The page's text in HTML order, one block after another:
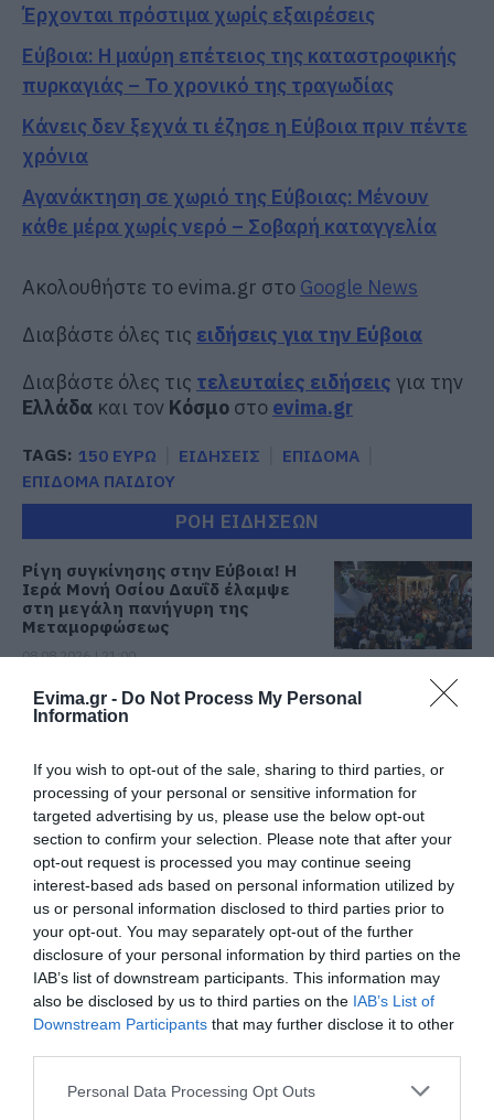
Evima.gr - Do Not Process My Personal
Information
If you wish to opt-out of the sale, sharing to third parties, or
processing of your personal or sensitive information for
targeted advertising by us, please use the below opt-out
section to confirm your selection. Please note that after your
opt-out request is processed you may continue seeing
interest-based ads based on personal information utilized by
us or personal information disclosed to third parties prior to
your opt-out. You may separately opt-out of the further
disclosure of your personal information by third parties on the
IAB’s list of downstream participants. This information may
also be disclosed by us to third parties on the IAB’s List of
Downstream Participants that may further disclose it to other
Please note that this website/app uses one or more Google
Personal Data Processing Opt Outs
Έρχονται πρόστιμα χωρίς εξαιρέσεις
Εύβοια: Η μαύρη επέτειος της καταστροφικής
πυρκαγιάς – Το χρονικό της τραγωδίας
Κάνεις δεν ξεχνά τι έζησε η Εύβοια πριν πέντε
χρόνια
Αγανάκτηση σε χωριό της Εύβοιας: Μένουν
κάθε μέρα χωρίς νερό – Σοβαρή καταγγελία
Ακολουθήστε το evima.gr στο Google News
Διαβάστε όλες τις ειδήσεις για την Εύβοια
Διαβάστε όλες τις τελευταίες ειδήσεις για την
Ελλάδα και τον Κόσμο στο evima.gr
TAGS: 150 ΕΥΡΩ ΕΙΔΗΣΕΙΣ
ΕΠΙΔΟΜΑ
ΕΠΙΔΟΜΑ ΠΑΙΔΙΟΥ
ΡΟΗ ΕΙΔΗΣΕΩΝ
Ρίγη συγκίνησης στην Εύβοια! Η
Ιερά Μονή Οσίου Δαυΐδ έλαμψε
στη μεγάλη πανήγυρη της
Μεταμορφώσεως
08.08.2026 | 21:00
Φάνης Σπανός: 500.000 € για την
ενεργειακή αναβάθμιση του 4ου
08.08.2026 | 20:40
Εύβοια: Τέλος στις παράνομες
χωματερές – Έρχονται πρόστιμα
χωρίς εξαιρέσεις
08.08.2026 | 20:20
Εύβοια: Η μαύρη επέτειος της
καταστροφικής πυρκαγιάς – Το
χρονικό της τραγωδίας
08.08.2026 | 20:00
Εύβοια: Πότε θα γίνει ο
«Στιφάδο της Παναγίας»